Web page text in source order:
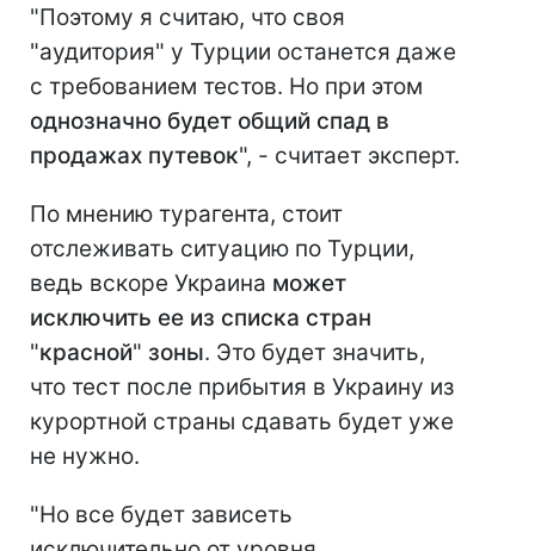
"Поэтому я считаю, что своя
"аудитория" у Турции останется даже
с требованием тестов. Но при этом
однозначно будет общий спад в
продажах путевок", - считает эксперт.
По мнению турагента, стоит
отслеживать ситуацию по Турции,
ведь вскоре Украина может
исключить ее из списка стран
"красной" зоны. Это будет значить,
что тест после прибытия в Украину из
курортной страны сдавать будет уже
не нужно.
"Но все будет зависеть